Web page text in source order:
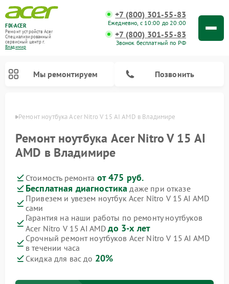
FIX-ACER
Ремонт устройств Acer
Специализированный
cервисный центр г.
Владимир
+7 (800) 301-55-83
Ежедневно, с 10:00 до 20:00
+7 (800) 301-55-83
Звонок бесплатный по РФ
Мы ремонтируем Позвонить
Ремонт ноутбука Acer Nitro V 15 AI AMD в Владимире
Ремонт ноутбука Acer Nitro V 15 AI
AMD в Владимире
Стоимость ремонта от 475 руб.
Бесплатная диагностика даже при отказе
Привезем и увезем ноутбук Acer Nitro V 15 AI AMD
сами
Гарантия на наши работы по ремонту ноутбуков
Acer Nitro V 15 AI AMDдо 3-х лет
Срочный ремонт ноутбуков Acer Nitro V 15 AI AMD
в течении часа
Скидка для вас до 20%